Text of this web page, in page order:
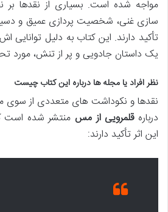
مواجه شده است. بسیاری از نقدها بر
سازی غنی، شخصیت پردازی عمیق و
تأکید دارند. این کتاب به دلیل توانایی
یک داستان جادویی و پر از تنش، مورد
نظر افراد یا مجله ها درباره این کتاب چیست
نقدها و نکوداشت های متعددی از سوی
دربارهقلمرویی از مس منتشر شده است
این اثر تأکید دارند: